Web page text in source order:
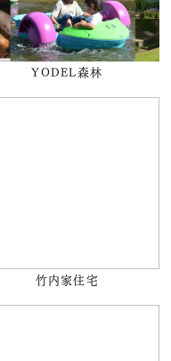
YODEL森林
竹内家住宅